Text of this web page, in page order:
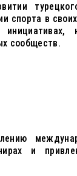
спорта в
сообществ.
и